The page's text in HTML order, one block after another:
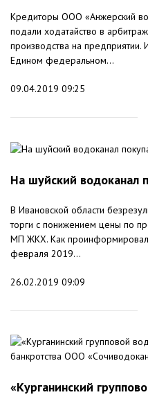
Кредиторы ООО «Анжерский
подали ходатайство в
производства на
Едином федеральном...
09.04.2019 09:25
На шуйский водоканал
В Ивановской области
торги с понижением цены по
МП ЖКХ. Как проинформировал
февраля 2019...
26.02.2019 09:09
«Курганинский